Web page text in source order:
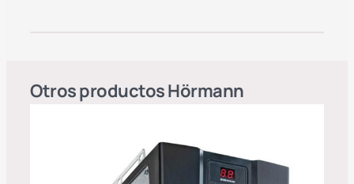
Otros productosHörmann